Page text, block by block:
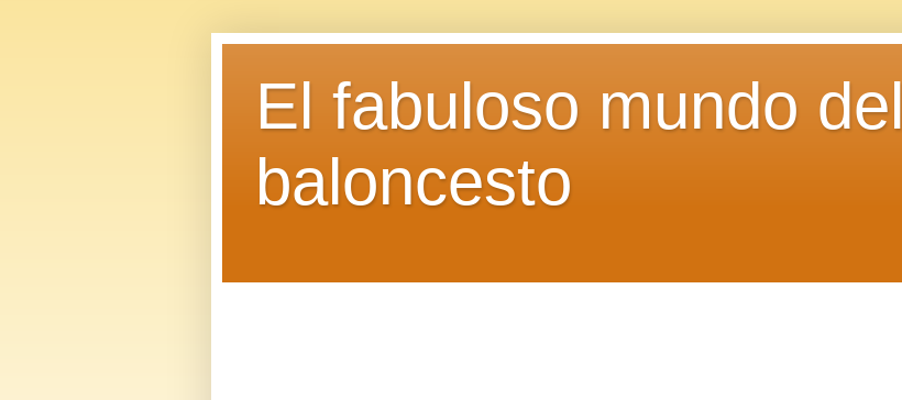
El fabuloso mundo del
baloncesto